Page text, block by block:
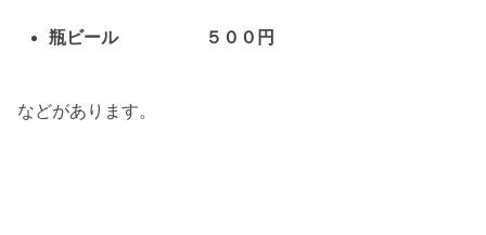
瓶ビール ５００円
などがあります。